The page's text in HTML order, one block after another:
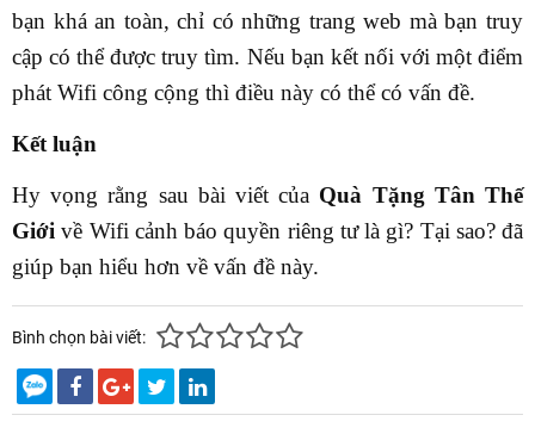
bạn khá an toàn, chỉ có những trang web mà bạn truy
cập có thể được truy tìm. Nếu bạn kết nối với một điểm
phát Wifi công cộng thì điều này có thể có vấn đề.
Kết luận
Hy vọng rằng sau bài viết của Quà Tặng Tân Thế
Giới về Wifi cảnh báo quyền riêng tư là gì? Tại sao? đã
giúp bạn hiểu hơn về vấn đề này.
Bình chọn bài viết: